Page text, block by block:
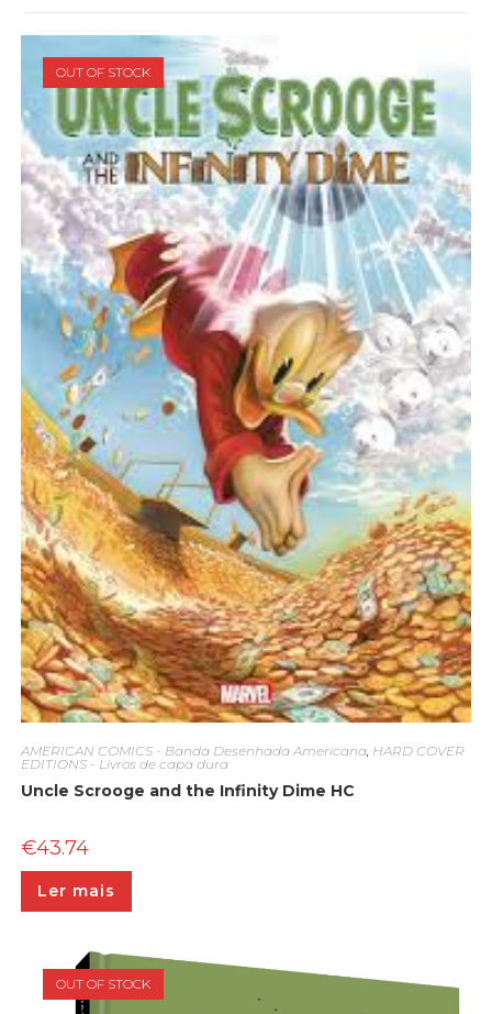
OUT OF STOCK
AMERICAN COMICS - Banda Desenhada Americana, HARD COVER
EDITIONS - Livros de capa dura
Uncle Scrooge and the Infinity Dime HC
€43.74
Ler mais
OUT OF STOCK